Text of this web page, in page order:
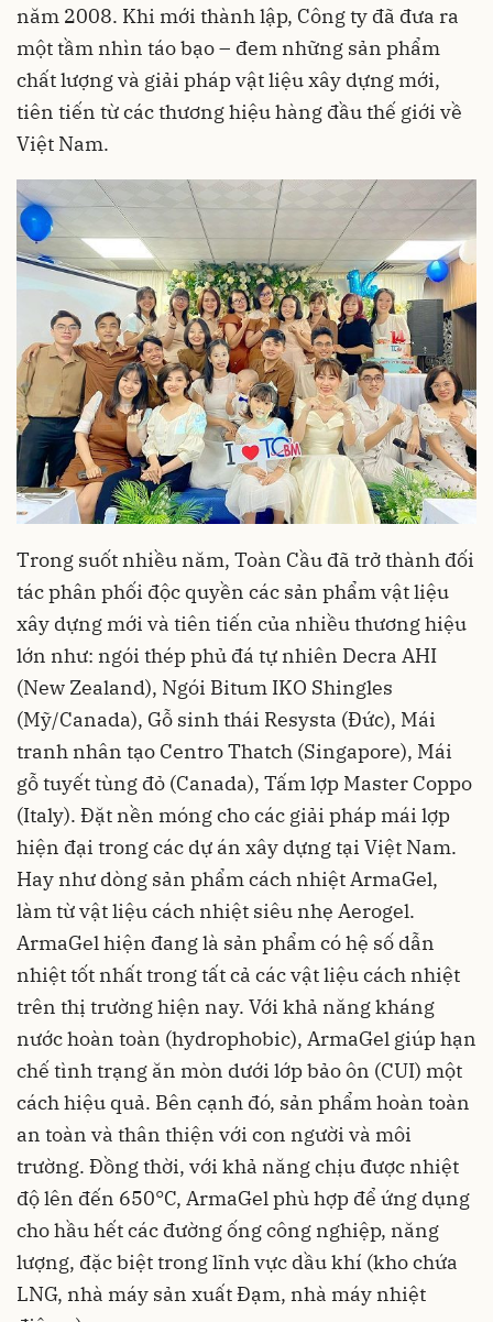
năm 2008. Khi mới thành lập, Công ty đã đưa ra
một tầm nhìn táo bạo – đem những sản phẩm
chất lượng và giải pháp vật liệu xây dựng mới,
tiên tiến từ các thương hiệu hàng đầu thế giới về
Việt Nam.
Trong suốt nhiều năm, Toàn Cầu đã trở thành đối
tác phân phối độc quyền các sản phẩm vật liệu
xây dựng mới và tiên tiến của nhiều thương hiệu
lớn như: ngói thép phủ đá tự nhiên Decra AHI
(New Zealand), Ngói Bitum IKO Shingles
(Mỹ/Canada), Gỗ sinh thái Resysta (Đức), Mái
tranh nhân tạo Centro Thatch (Singapore), Mái
gỗ tuyết tùng đỏ (Canada), Tấm lợp Master Coppo
(Italy). Đặt nền móng cho các giải pháp mái lợp
hiện đại trong các dự án xây dựng tại Việt Nam.
Hay như dòng sản phẩm cách nhiệt ArmaGel,
làm từ vật liệu cách nhiệt siêu nhẹ Aerogel.
ArmaGel hiện đang là sản phẩm có hệ số dẫn
nhiệt tốt nhất trong tất cả các vật liệu cách nhiệt
trên thị trường hiện nay. Với khả năng kháng
nước hoàn toàn (hydrophobic), ArmaGel giúp hạn
chế tình trạng ăn mòn dưới lớp bảo ôn (CUI) một
cách hiệu quả. Bên cạnh đó, sản phẩm hoàn toàn
an toàn và thân thiện với con người và môi
trường. Đồng thời, với khả năng chịu được nhiệt
độ lên đến 650°C, ArmaGel phù hợp để ứng dụng
cho hầu hết các đường ống công nghiệp, năng
lượng, đặc biệt trong lĩnh vực dầu khí (kho chứa
LNG, nhà máy sản xuất Đạm, nhà máy nhiệt